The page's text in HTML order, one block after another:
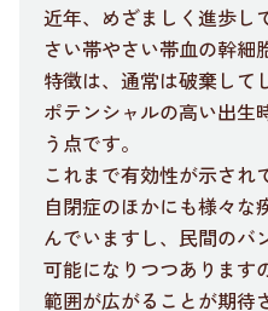
近年、めざましく進歩し
さい帯やさい帯血の幹細
特徴は、通常は破棄して
ポテンシャルの高い出生
う点です。
これまで有効性が示され
自閉症のほかにも様々な
んでいますし、民間のバ
可能になりつつあります
範囲が広がることが期待